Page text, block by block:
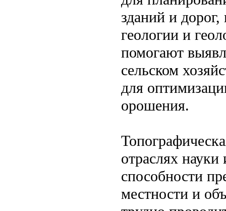
зданий и
геологии и
помогают
сельском
для
орошения.
отраслях
способности
местности и